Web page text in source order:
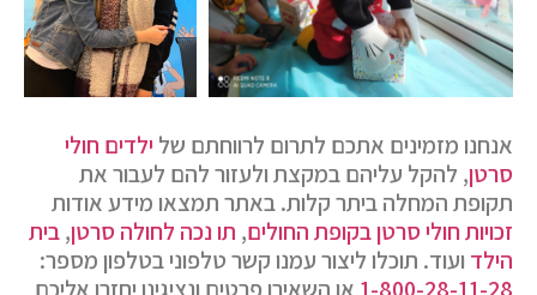
אנחנו מזמינים אתכם לתרום לרווחתם של ילדים חולי
סרטן, להקל עליהם במקצת ולעזור להם לעבור את
תקופת המחלה ביתר קלות. באתר תמצאו מידע אודות
זכויות חולי סרטן בקופת החולים, תו נכה לחולה סרטן,בית
הילד ועוד. תוכלו ליצור עמנו קשר טלפוני בטלפון מספר: